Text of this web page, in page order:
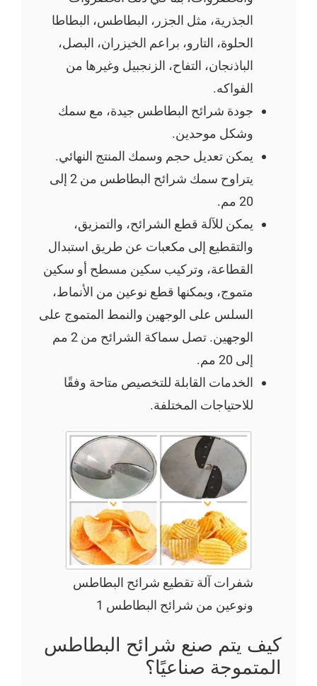
الجذرية، مثل الجزر، البطاطس، البطاطا
الحلوة، التارو، براعم الخيزران، البصل،
الباذنجان، التفاح، الزنجبيل وغيرها من
الفواكه.
جودة شرائح البطاطس جيدة، مع سمك
وشكل موحدين.
يمكن تعديل حجم وسمك المنتج النهائي.
يتراوح سمك شرائح البطاطس من 2 إلى
يمكن للآلة قطع الشرائح، والتمزيق،
والتقطيع إلى مكعبات عن طريق استبدال
القطاعة، وتركيب سكين مسطح أو سكين
متموج، ويمكنها قطع نوعين من الأنماط،
السلس على الوجهين والنمط المتموج على
الوجهين. تصل سماكة الشرائح من 2 مم
الخدمات القابلة للتخصيص متاحة وفقًا
للاحتياجات المختلفة.
شفرات آلة تقطيع شرائح البطاطس
ونوعين من شرائح البطاطس 1
كيف يتم صنع شرائح البطاطس
المتموجة صناعيًا؟